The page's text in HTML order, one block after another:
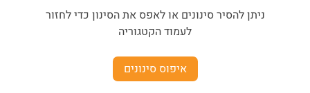
ניתן להסיר סינונים או לאפס את הסינון כדי לחזור
לעמוד הקטגוריה
איפוס סינונים